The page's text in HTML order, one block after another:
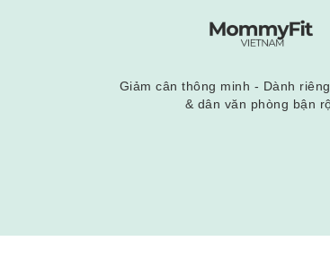
Giảm cân thông minh - Dành
& dân văn phòng bận